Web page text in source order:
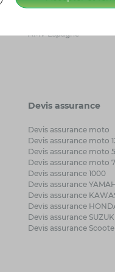
AMV Espagne
Devis assurance
Devis assurance moto
Devis assurance moto
Devis assurance moto
Devis assurance moto
Devis assurance 1000
Devis assurance
Devis assurance
Devis assurance
Devis assurance
Devis assurance